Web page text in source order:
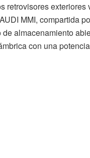
retrovisores
MMI, compartida
almacenamiento
con una